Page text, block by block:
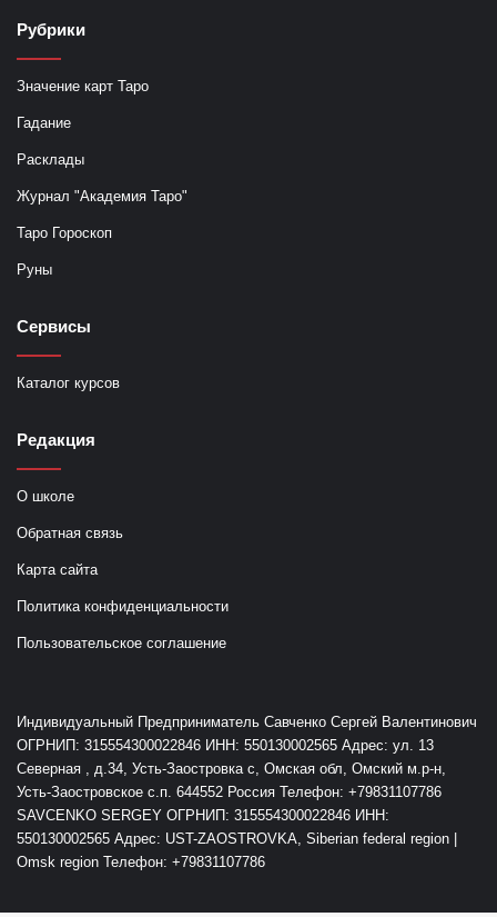
Рубрики
Значение карт Таро
Гадание
Расклады
Журнал "Академия Таро"
Таро Гороскоп
Руны
Сервисы
Каталог курсов
Редакция
О школе
Обратная связь
Карта сайта
Политика конфиденциальности
Пользовательское соглашение
Индивидуальный Предприниматель Савченко Сергей Валентинович
ОГРНИП: 315554300022846 ИНН: 550130002565 Адрес: ул. 13
Северная , д.34, Усть-Заостровка с, Омская обл, Омский м.р-н,
Усть-Заостровское с.п. 644552 Россия Телефон: +79831107786
SAVCENKO SERGEY ОГРНИП: 315554300022846 ИНН:
550130002565 Адрес: UST-ZAOSTROVKA, Siberian federal region |
Omsk region Телефон: +79831107786